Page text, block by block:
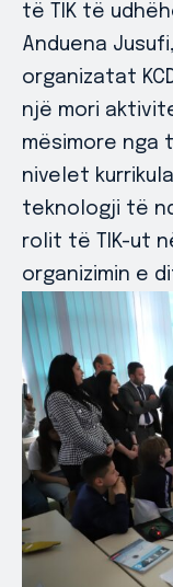
të TIK të
Anduena
organizatat
një mori
mësimore nga
nivelet
teknologji të
rolit të TIK-ut
organizimin e